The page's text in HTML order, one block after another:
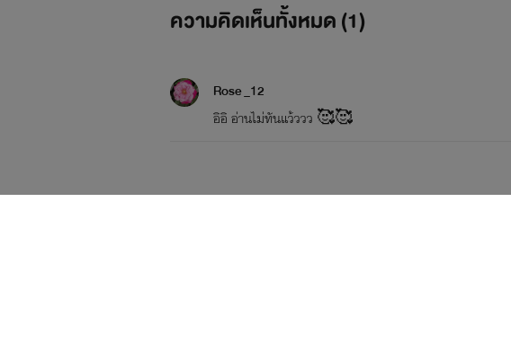
ความคิดเห็นทั้งหมด (1)
Rose _12
อิอิ อ่านไม่ทันแว้ววว 🥰🥰